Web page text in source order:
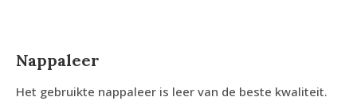
Nappaleer
Het gebruikte nappaleer is leer van de beste kwaliteit.